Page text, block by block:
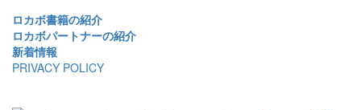
ロカボ書籍の紹介
ロカボパートナーの紹介
新着情報
PRIVACY POLICY